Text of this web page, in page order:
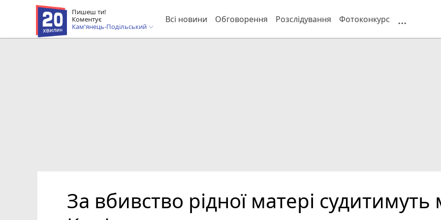
Пишеш ти!
Коментує
Кам'янець-Подільський
Всі новини Обговорення Розслідування Фотоконкурс ...
За вбивство рідної матері